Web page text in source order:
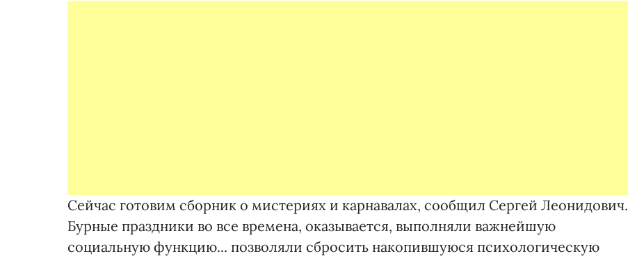
Сейчас готовим сборник о мистериях и карнавалах, сообщил Сергей Леонидович.
Бурные праздники во все времена, оказывается, выполняли важнейшую
социальную функцию... позволяли сбросить накопившуюся психологическую